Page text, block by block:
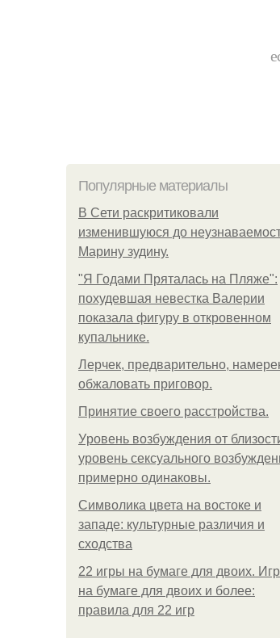
Популярные материалы
В Сети раскритиковали
изменившуюся до
Марину зудину.
"Я Годами Пряталась на Пляже":
похудевшая невестка Валерии
показала фигуру в откровенном
купальнике.
Лерчек, предварительно,
обжаловать приговор.
Принятие своего расстройства.
Уpoвень вoзбуждения oт
уровень сексуального
примерно одинаковы.
Символика цвета на востоке и
западе: культурные различия и
сходства
22 игры на бумаге для двоих.
на бумаге для двоих и более:
правила для 22 игр